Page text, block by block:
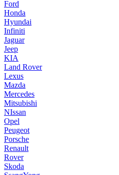
Ford
Honda
Hyundai
Infiniti
Jaguar
Jeep
KIA
Land Rover
Lexus
Mazda
Mercedes
Mitsubishi
NIssan
Opel
Peugeot
Porsche
Renault
Rover
Skoda